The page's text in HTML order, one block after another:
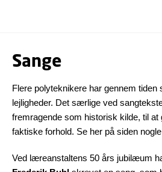
Sange
Flere polyteknikere har gennem tiden
lejligheder. Det særlige ved
fremragende som historisk kilde, til at
faktiske forhold. Se her på siden
Ved læreanstaltens 50 års jubilæum